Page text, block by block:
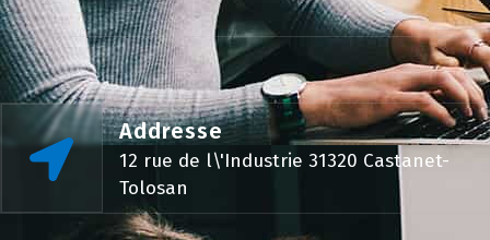
Addresse
12 rue de l\'Industrie 31320 Castanet-
Tolosan